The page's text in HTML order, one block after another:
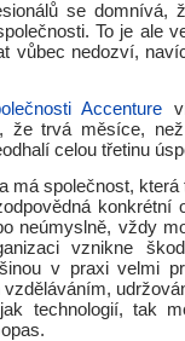
se domnívá,
To je ale
vůbec nedozví,
Accenture
že trvá měsíce,
celou třetinu
má společnost,
neúmyslně, vždy
vznikne
v praxi velmi
technologií, tak